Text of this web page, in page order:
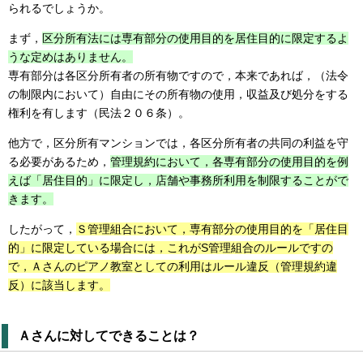
られるでしょうか。
まず， 区分所有法には専有部分の使用目的を居住目的に限定するよ
うな定めはありません。
専有部分は各区分所有者の所有物ですので，本来であれば，（法令
の制限内において）自由にその所有物の使用，収益及び処分をする
権利を有します（民法２０６条）。
他方で，区分所有マンションでは，各区分所有者の共同の利益を守
る必要があるため， 管理規約において，各専有部分の使用目的を例
えば「居住目的」に限定し，店舗や事務所利用を制限することがで
きます。
したがって， Ｓ管理組合において，専有部分の使用目的を「居住目
的」に限定している場合には，これがS管理組合のルールですの
で，Ａさんのピアノ教室としての利用はルール違反（管理規約違
反）に該当します。
Ａさんに対してできることは？